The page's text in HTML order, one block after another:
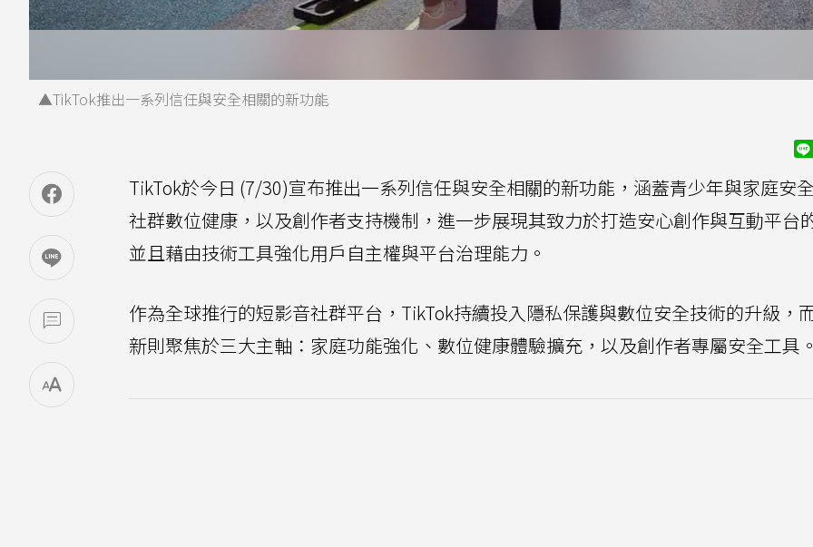
▲TikTok推出一系列信任與安全相關的新功能
TikTok於今日 (7/30)宣布推出一系列信任與安全相關的新功能，涵蓋青少年與家庭安
社群數位健康，以及創作者支持機制，進一步展現其致力於打造安心創作與互動平台
並且藉由技術工具強化用戶自主權與平台治理能力。
作為全球推行的短影音社群平台，TikTok持續投入隱私保護與數位安全技術的升級，
新則聚焦於三大主軸：家庭功能強化、數位健康體驗擴充，以及創作者專屬安全工具